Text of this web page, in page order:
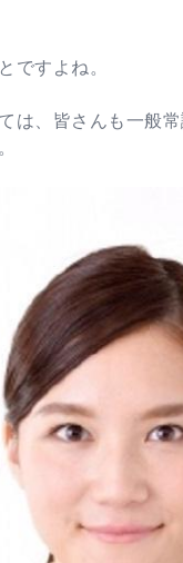
ですよね。
は、皆さんも一般